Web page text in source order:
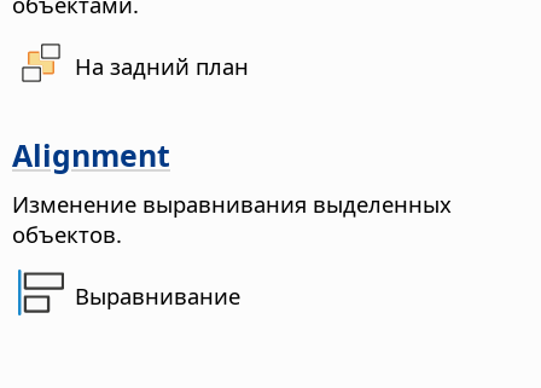
На задний план
Alignment
Изменение выравнивания выделенных
объектов.
Выравнивание